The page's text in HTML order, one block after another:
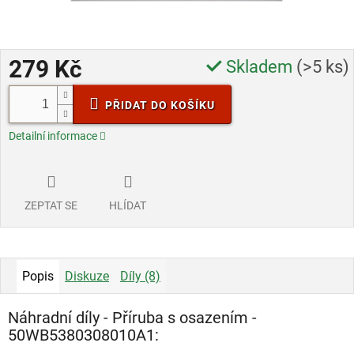
279 Kč Skladem (>5 ks)
PŘIDAT DO KOŠÍKU
Detailní informace
ZEPTAT SE HLÍDAT
Popis Diskuze Díly (8)
Náhradní díly - Příruba s osazením -
50WB5380308010A1: